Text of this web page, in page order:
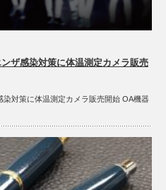
ザ感染対策に体温測定カメラ販売
対策に体温測定カメラ販売開始 OA機器